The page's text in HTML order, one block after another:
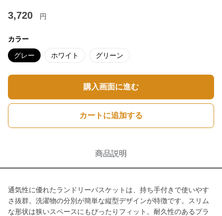
3,720 円
カラー
グレー ホワイト グリーン
購入画面に進む
カートに追加する
商品説明
通気性に優れたランドリーバスケットは、持ち手付きで使いやす
さ抜群。洗濯物の分別が簡単な縦型デザインが特徴です。スリム
な形状は狭いスペースにもぴったりフィット。耐久性のあるプラ